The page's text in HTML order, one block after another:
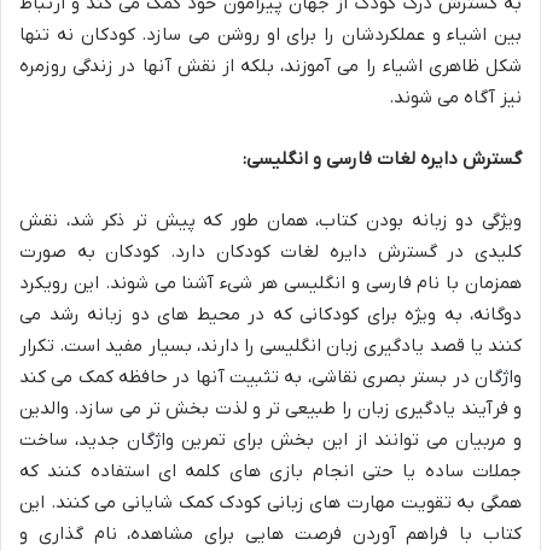
بین اشیاء و عملکردشان را برای او روشن می سازد. کودکان نه تنها
شکل ظاهری اشیاء را می آموزند، بلکه از نقش آنها در زندگی روزمره
نیز آگاه می شوند.
گسترش دایره لغات فارسی و انگلیسی:
ویژگی دو زبانه بودن کتاب، همان طور که پیش تر ذکر شد، نقش
کلیدی در گسترش دایره لغات کودکان دارد. کودکان به صورت
همزمان با نام فارسی و انگلیسی هر شیء آشنا می شوند. این رویکرد
دوگانه، به ویژه برای کودکانی که در محیط های دو زبانه رشد می
کنند یا قصد یادگیری زبان انگلیسی را دارند، بسیار مفید است. تکرار
واژگان در بستر بصری نقاشی، به تثبیت آنها در حافظه کمک می کند
و فرآیند یادگیری زبان را طبیعی تر و لذت بخش تر می سازد. والدین
و مربیان می توانند از این بخش برای تمرین واژگان جدید، ساخت
جملات ساده یا حتی انجام بازی های کلمه ای استفاده کنند که
همگی به تقویت مهارت های زبانی کودک کمک شایانی می کنند. این
کتاب با فراهم آوردن فرصت هایی برای مشاهده، نام گذاری و